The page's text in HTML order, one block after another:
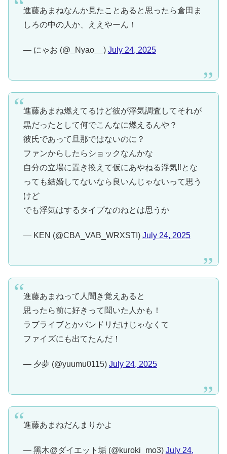
進藤あまねなんか見たことあると思ったら倉田ま
しろの中の人か、ええやーん！
— にゃお (@_Nyao__) July 24, 2025
進藤あまね燃えてるけど彼が浮気調査してそれが
黒だったとして何でこんなに燃えるんや？
彼氏であって旦那ではないのに？
ファンからしたらショックなんかな
自分の立場に置き換えて仮にあやねる浮気‼︎とな
っても結婚してないなら良いんじゃないって思う
けど
でも浮気はするタイプなのねとは思うか
— KEN (@CBA_VAB_WRXSTI) July 24, 2025
進藤あまねって人聞き覚えあると
思ったら前に好きって聞いた人かも！
ラブライブとかバンドリだけじゃなくて
ファイズにも出てたんだ！
— 夕夢 (@yuumu0115) July 24, 2025
進藤あまねだんまりかよ
— 黑木@ダイエット垢 (@kuroki_mo3) July 24,